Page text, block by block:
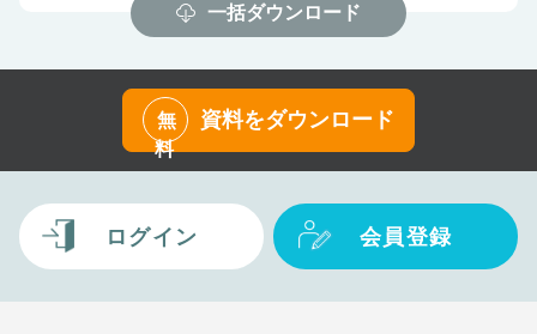
一括ダウンロード
無
料
資料をダウンロード
ログイン 会員登録